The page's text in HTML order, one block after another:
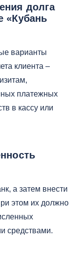
долга
«Кубань
варианты
клиента –
платежных
в кассу или
а затем внести
этом их должно
средствами.